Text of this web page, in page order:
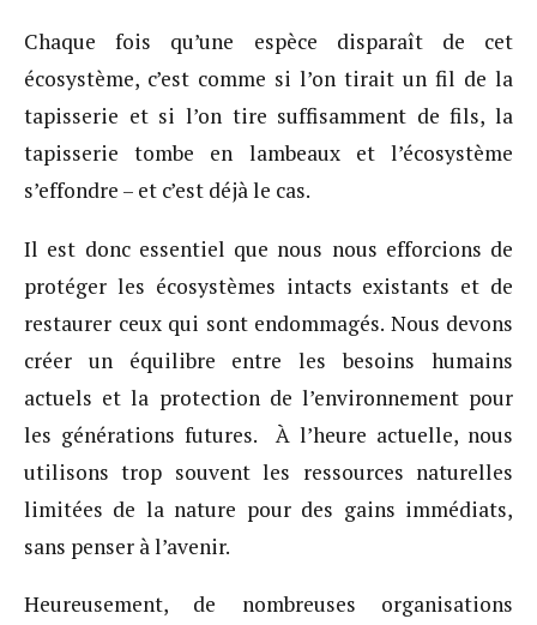
Chaque fois qu’une espèce disparaît de cet
écosystème, c’est comme si l’on tirait un fil de la
tapisserie et si l’on tire suffisamment de fils, la
tapisserie tombe en lambeaux et l’écosystème
s’effondre – et c’est déjà le cas.
Il est donc essentiel que nous nous efforcions de
protéger les écosystèmes intacts existants et de
restaurer ceux qui sont endommagés. Nous devons
créer un équilibre entre les besoins humains
actuels et la protection de l’environnement pour
les générations futures. À l’heure actuelle, nous
utilisons trop souvent les ressources naturelles
limitées de la nature pour des gains immédiats,
sans penser à l’avenir.
Heureusement, de nombreuses organisations